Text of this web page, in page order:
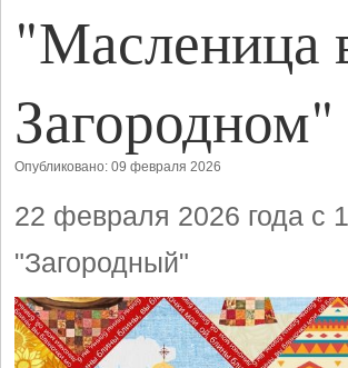
"Масленица
Загородном"
Опубликовано: 09 февраля 2026
22 февраля 2026 года с
"Загородный"